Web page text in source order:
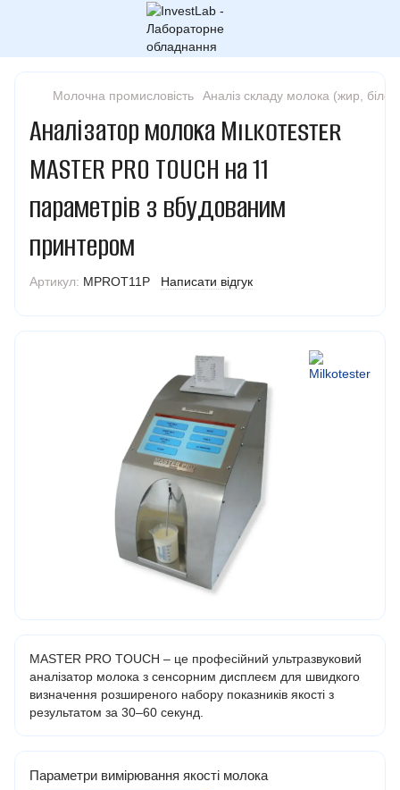
Молочна промисловість Аналіз складу молока (жир,
Аналізатор молока Milkotester
MASTER PRO TOUCH на 11
параметрів з вбудованим
принтером
Артикул: MPROT11P Написати відгук
MASTER PRO TOUCH – це професійний ультразвуковий
аналізатор молока з сенсорним дисплеєм для швидкого
визначення розширеного набору показників якості з
результатом за 30–60 секунд.
Параметри вимірювання якості молока